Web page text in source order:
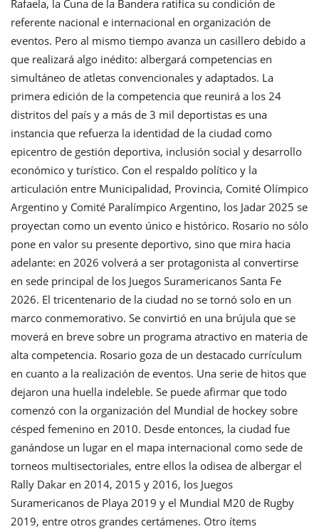
Rafaela, la Cuna de la Bandera ratifica su condición de
referente nacional e internacional en organización de
eventos. Pero al mismo tiempo avanza un casillero debido a
que realizará algo inédito: albergará competencias en
simultáneo de atletas convencionales y adaptados. La
primera edición de la competencia que reunirá a los 24
distritos del país y a más de 3 mil deportistas es una
instancia que refuerza la identidad de la ciudad como
epicentro de gestión deportiva, inclusión social y desarrollo
económico y turístico. Con el respaldo político y la
articulación entre Municipalidad, Provincia, Comité Olímpico
Argentino y Comité Paralímpico Argentino, los Jadar 2025 se
proyectan como un evento único e histórico. Rosario no sólo
pone en valor su presente deportivo, sino que mira hacia
adelante: en 2026 volverá a ser protagonista al convertirse
en sede principal de los Juegos Suramericanos Santa Fe
2026. El tricentenario de la ciudad no se tornó solo en un
marco conmemorativo. Se convirtió en una brújula que se
moverá en breve sobre un programa atractivo en materia de
alta competencia. Rosario goza de un destacado currículum
en cuanto a la realización de eventos. Una serie de hitos que
dejaron una huella indeleble. Se puede afirmar que todo
comenzó con la organización del Mundial de hockey sobre
césped femenino en 2010. Desde entonces, la ciudad fue
ganándose un lugar en el mapa internacional como sede de
torneos multisectoriales, entre ellos la odisea de albergar el
Rally Dakar en 2014, 2015 y 2016, los Juegos
Suramericanos de Playa 2019 y el Mundial M20 de Rugby
2019, entre otros grandes certámenes. Otro ítems